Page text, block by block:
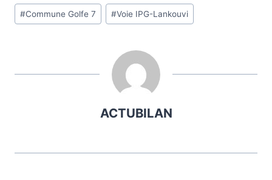
Étiquettes
de
#Commune Golfe 7 #Voie IPG-Lankouvi
ACTUBILAN